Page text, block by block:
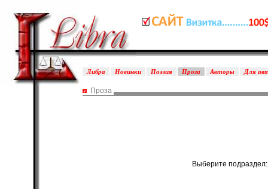
Либра Новинки Поэзия Проза Авторы Для
Проза
Выберите